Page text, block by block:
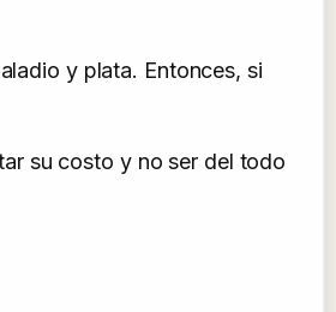
y plata. Entonces, si
su costo y no ser del todo